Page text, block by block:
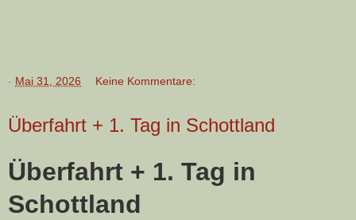
- Mai 31, 2026 Keine Kommentare:
Überfahrt + 1. Tag in Schottland
Überfahrt + 1. Tag in
Schottland